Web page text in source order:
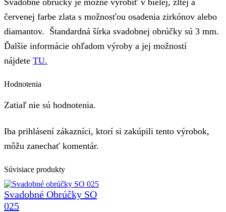
červenej farbe zlata s možnosťou osadenia zirkónov alebo
diamantov. Štandardná šírka svadobnej obrúčky sú 3 mm.
Ďalšie informácie ohľadom výroby a jej možností
nájdete TU.
Hodnotenia
Zatiaľ nie sú hodnotenia.
Iba prihlásení zákazníci, ktorí si zakúpili tento výrobok,
môžu zanechať komentár.
Súvisiace produkty
Svadobné Obrúčky SO
025